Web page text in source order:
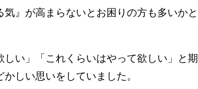
』が高まらないとお困りの方も多いかと
い」「これくらいはやって欲しい」と期
しい思いをしていました。